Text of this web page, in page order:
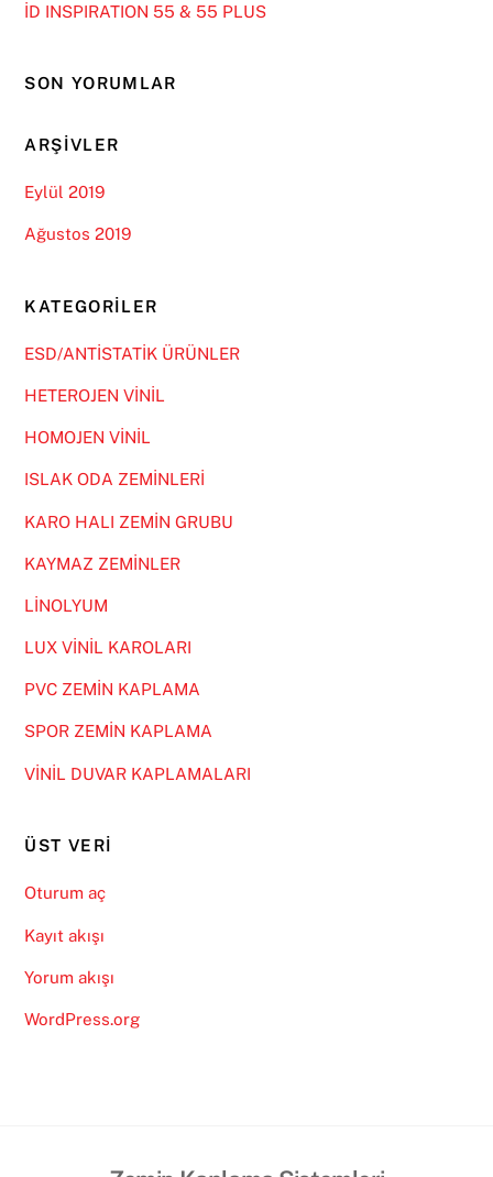
İD INSPIRATION 55 & 55 PLUS
SON YORUMLAR
ARŞIVLER
Eylül 2019
Ağustos 2019
KATEGORILER
ESD/ANTİSTATİK ÜRÜNLER
HETEROJEN VİNİL
HOMOJEN VİNİL
ISLAK ODA ZEMİNLERİ
KARO HALI ZEMİN GRUBU
KAYMAZ ZEMİNLER
LİNOLYUM
LUX VİNİL KAROLARI
PVC ZEMİN KAPLAMA
SPOR ZEMİN KAPLAMA
VİNİL DUVAR KAPLAMALARI
ÜST VERI
Oturum aç
Kayıt akışı
Yorum akışı
WordPress.org